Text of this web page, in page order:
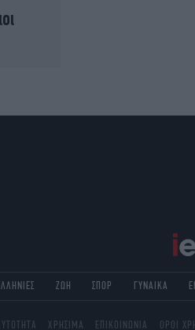
ΖΩΗ ΣΠΟΡ ΓΥΝΑΙΚΑ
ΧΡΗΣΙΜΑ ΕΠΙΚΟΙΝΩΝΙΑ ΟΡΟΙ